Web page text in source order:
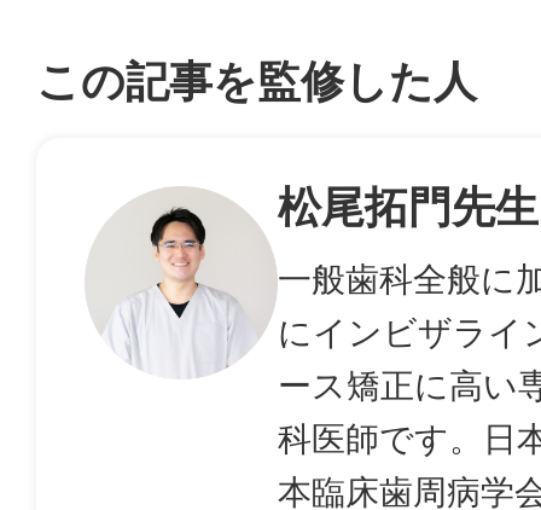
この記事を監修した人
松尾拓門先生
一般歯科全般に
にインビザライ
ース矯正に高い
科医師です。日
本臨床歯周病学